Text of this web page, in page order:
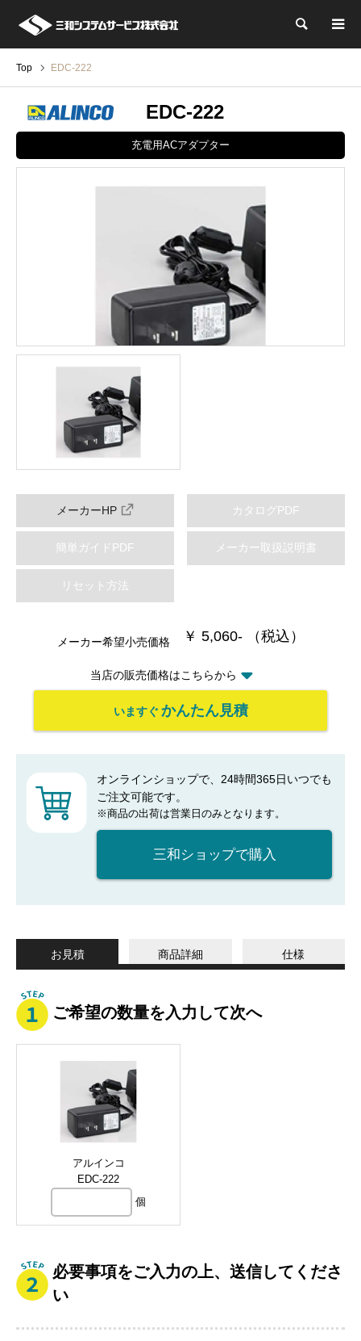
検索
Top EDC-222
EDC-222
充電用ACアダプター
メーカーHP カタログPDF
簡単ガイドPDF メーカー取扱説明書
リセット方法
メーカー希望小売価格 ￥ 5,060- （税込）
当店の販売価格はこちらから
いますぐ かんたん見積
オンラインショップで、24時間365日いつでも
ご注文可能です。
※商品の出荷は営業日のみとなります。
三和ショップで購入
お見積 商品詳細 仕様
ご希望の数量を入力して次へ
アルインコ
EDC-222
個
必要事項をご入力の上、送信してくださ
い